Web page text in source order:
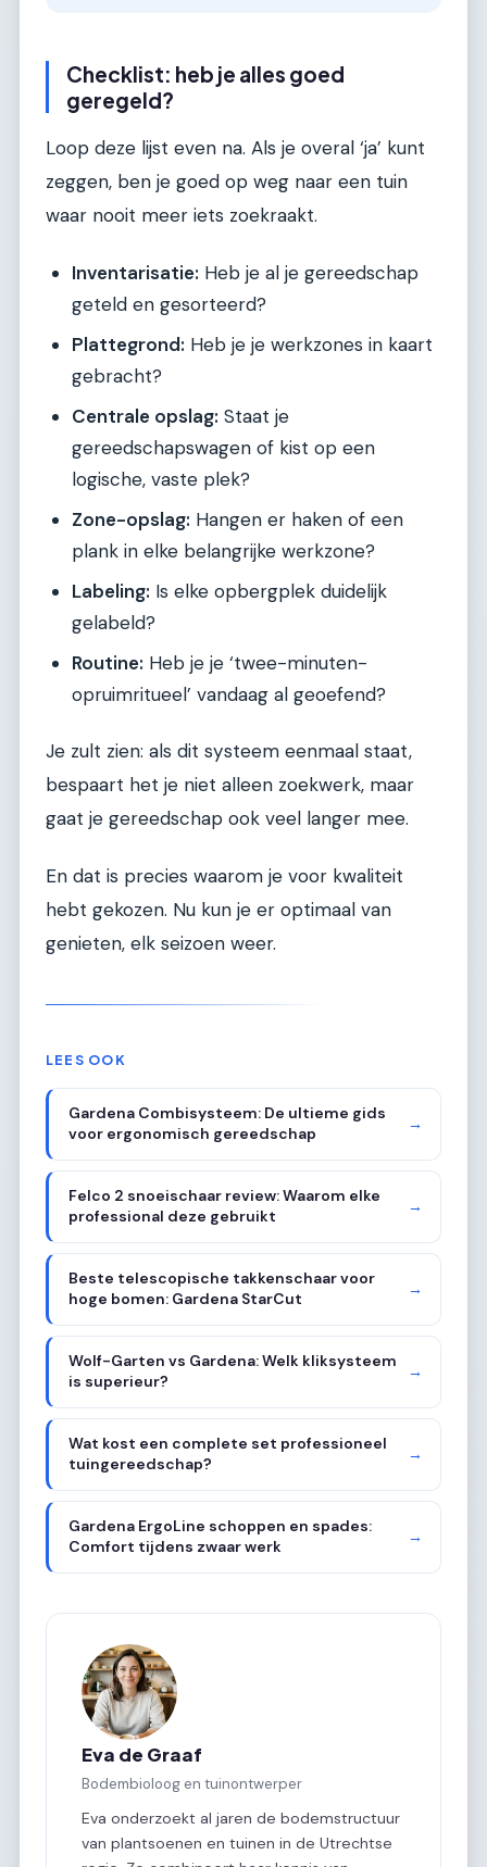
Checklist: heb je alles goed
geregeld?
Loop deze lijst even na. Als je overal ‘ja’ kunt
zeggen, ben je goed op weg naar een tuin
waar nooit meer iets zoekraakt.
Inventarisatie: Heb je al je gereedschap
geteld en gesorteerd?
Plattegrond: Heb je je werkzones in kaart
gebracht?
Centrale opslag: Staat je
gereedschapswagen of kist op een
logische, vaste plek?
Zone-opslag: Hangen er haken of een
plank in elke belangrijke werkzone?
Labeling: Is elke opbergplek duidelijk
gelabeld?
Routine: Heb je je ‘twee-minuten-
opruimritueel’ vandaag al geoefend?
Je zult zien: als dit systeem eenmaal staat,
bespaart het je niet alleen zoekwerk, maar
gaat je gereedschap ook veel langer mee.
En dat is precies waarom je voor kwaliteit
hebt gekozen. Nu kun je er optimaal van
genieten, elk seizoen weer.
LEES OOK
Gardena Combisysteem: De ultieme gids
voor ergonomisch gereedschap
→
Felco 2 snoeischaar review: Waarom elke
professional deze gebruikt
→
Beste telescopische takkenschaar voor
hoge bomen: Gardena StarCut
→
Wolf-Garten vs Gardena: Welk kliksysteem
is superieur?
→
Wat kost een complete set professioneel
tuingereedschap?
→
Gardena ErgoLine schoppen en spades:
Comfort tijdens zwaar werk
→
Eva de Graaf
Bodembioloog en tuinontwerper
Eva onderzoekt al jaren de bodemstructuur
van plantsoenen en tuinen in de Utrechtse